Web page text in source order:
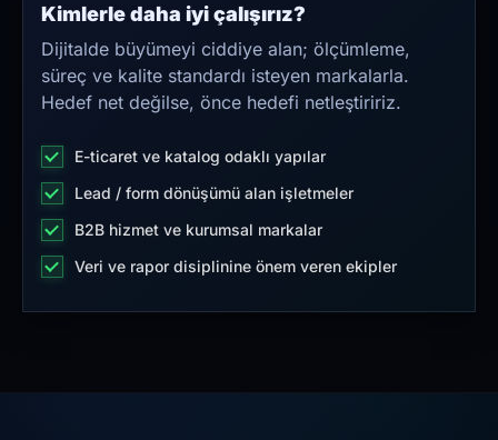
Kimlerle daha iyi çalışırız?
Dijitalde büyümeyi ciddiye alan; ölçümleme,
süreç ve kalite standardı isteyen markalarla.
Hedef net değilse, önce hedefi netleştiririz.
E-ticaret ve katalog odaklı yapılar
Lead / form dönüşümü alan işletmeler
B2B hizmet ve kurumsal markalar
Veri ve rapor disiplinine önem veren ekipler